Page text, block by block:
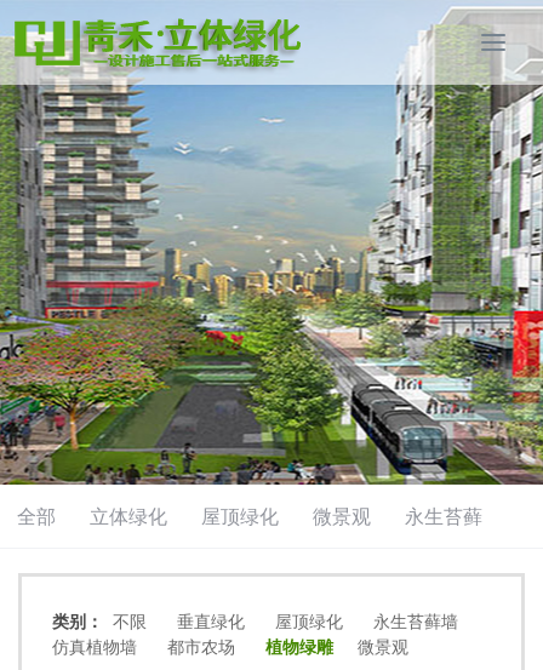
全部 立体绿化 屋顶绿化 微景观 永生苔藓
类别： 不限 垂直绿化 屋顶绿化
永生苔藓墙
仿真植物墙
都市农场 植物绿雕
微景观